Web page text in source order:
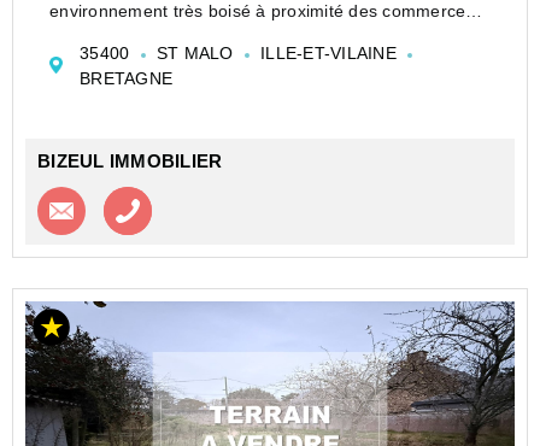
environnement très boisé à proximité des commerces
PARAME à SAINT-MALO.
Vendu libre de constructeur ce terr...
35400 ST MALO
ILLE-ET-VILAINE
BRETAGNE
BIZEUL IMMOBILIER
Contacter l'agence